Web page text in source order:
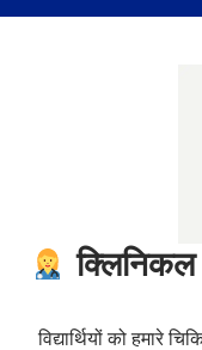
क्लिनिकल
विद्यार्थियों को हमारे